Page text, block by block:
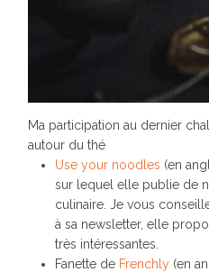
Ma participation au dernier
autour du thé
Use your noodles (en
sur lequel elle publie de
culinaire. Je vous
à sa newsletter, elle
très intéressantes.
Fanette de Frenchly (en